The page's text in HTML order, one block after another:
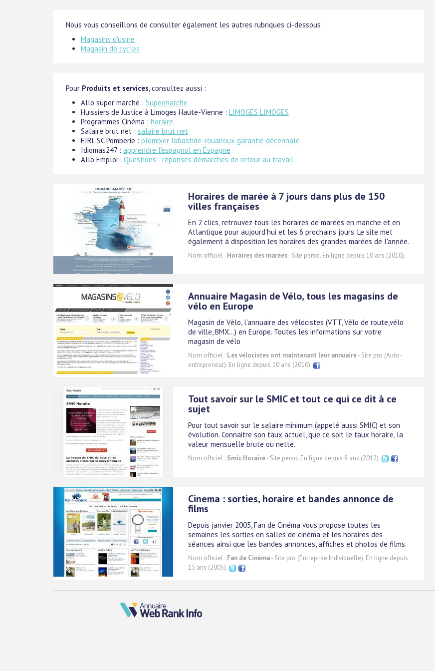
Nous vous conseillons de consulter également les autres rubriques ci-dessous :
Magasins d'usine
Magasin de cycles
Pour Produits et services, consultez aussi :
Allo super marche : Supermarche
Huissiers de Justice à Limoges Haute-Vienne : LIMOGES LIMOGES
Programmes Cinéma : horaire
Salaire brut net : salaire brut net
EIRL SC Pomberie : plombier labastide-rouairoux garantie décennale
Idiomas247 : apprendre l'espagnol en Espagne
Allo Emploi : Questions - réponses démarches de retour au travail
Horaires de marée à 7 jours dans plus de 150
villes françaises
En 2 clics, retrouvez tous les horaires de marées en manche et en
Atlantique pour aujourd'hui et les 6 prochains jours. Le site met
également à disposition les horaires des grandes marées de l'année.
Nom officiel : Horaires des marées- Site perso. En ligne depuis 10 ans (2010).
Annuaire Magasin de Vélo, tous les magasins de
vélo en Europe
Magasin de Vélo, l'annuaire des vélocistes (VTT, Vélo de route,vélo
de ville, BMX...) en Europe. Toutes les informations sur votre
magasin de vélo
Nom officiel : Les vélocistes ont maintenant leur annuaire- Site pro (Auto-
entrepreneur). En ligne depuis 10 ans (2010).
Tout savoir sur le SMIC et tout ce qui ce dit à ce
sujet
Pour tout savoir sur le salaire minimum (appelé aussi SMIC) et son
évolution. Connaitre son taux actuel, que ce soit le taux horaire, la
valeur mensuelle brute ou nette.
Nom officiel : Smic Horaire- Site perso. En ligne depuis 8 ans (2012).
Cinema : sorties, horaire et bandes annonce de
films
Depuis janvier 2005, Fan de Cinéma vous propose toutes les
semaines les sorties en salles de cinéma et les horaires des
séances ainsi que les bandes annonces, affiches et photos de films.
Nom officiel : Fan de Cinéma- Site pro (Entreprise Individuelle). En ligne depuis
15 ans (2005).